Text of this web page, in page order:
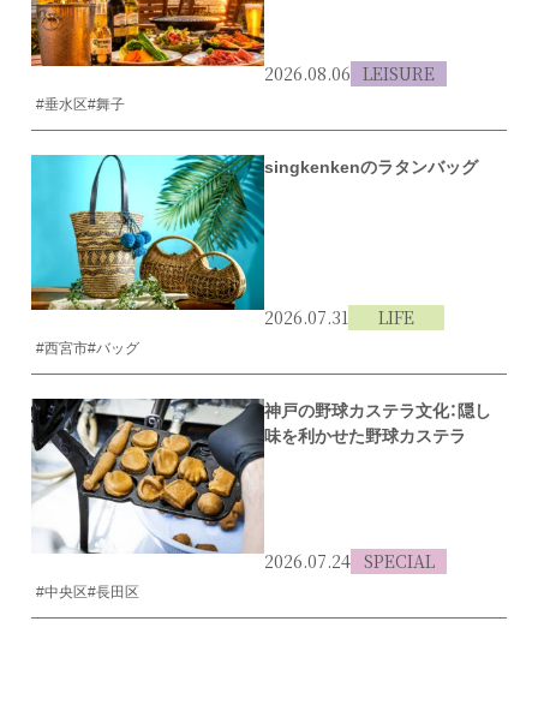
2026.08.06 LEISURE
#垂水区#舞子
singkenkenのラタンバッグ
2026.07.31 LIFE
#西宮市#バッグ
神戸の野球カステラ文化：隠し
味を利かせた野球カステラ
2026.07.24 SPECIAL
#中央区#長田区